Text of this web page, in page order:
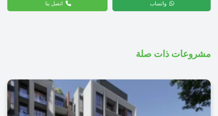
واتساب اتصل بنا
مشروعات ذات صلة